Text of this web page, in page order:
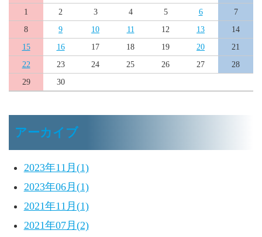
1
2 3 4 5 6
7
8
9 10 11 12 13
14
15
16 17 18 19 20
21
22
23 24 25 26 27
28
29
30
アーカイブ
2023年11月(1)
2023年06月(1)
2021年11月(1)
2021年07月(2)